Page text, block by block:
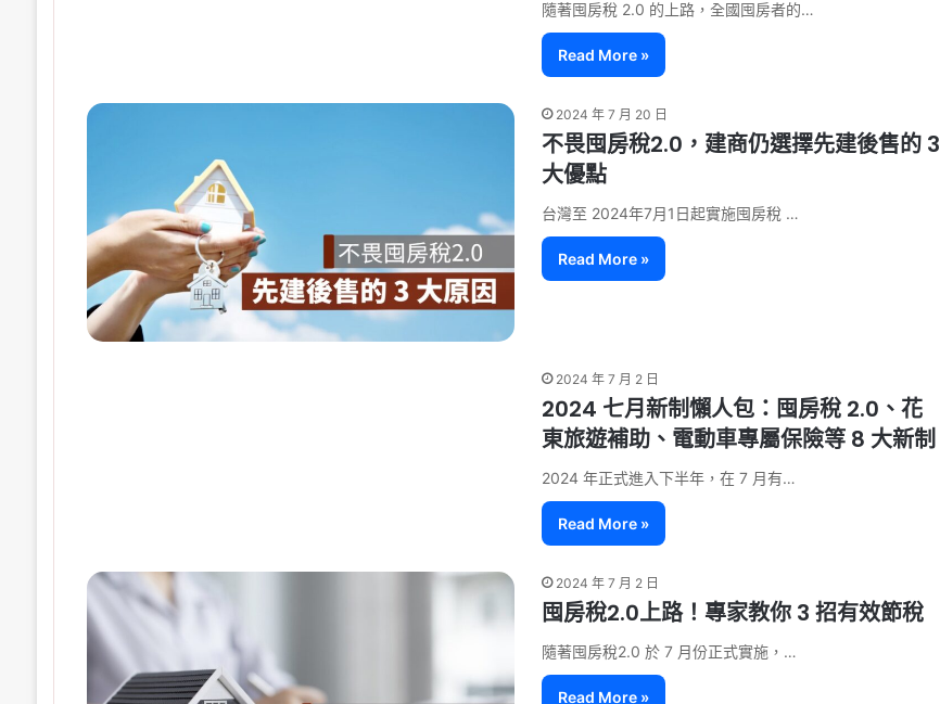
隨著囤房稅 2.0 的上路，全國囤房者的…
Read More »
2024 年 7 月 20 日
不畏囤房稅2.0，建商仍選擇先建後售的 3
大優點
台灣至 2024年7月1日起實施囤房稅 …
Read More »
2024 年 7 月 2 日
2024 七月新制懶人包：囤房稅 2.0、花
東旅遊補助、電動車專屬保險等 8 大新制
2024 年正式進入下半年，在 7 月有…
Read More »
2024 年 7 月 2 日
囤房稅2.0上路！專家教你 3 招有效節稅
隨著囤房稅2.0 於 7 月份正式實施，…
Read More »